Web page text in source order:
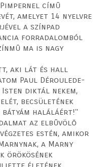
címû
amelyet 14 nyelvre
a színpad
forradalomból
ma is nagy
aki lát és hall
Paul Déroulede-
Isten diktál nekem,
becsületének
bátyám haláláért!"
az elbûvölõ
estén, amikor
a Marny
örökösének